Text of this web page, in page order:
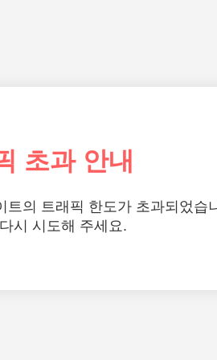
초과 안내
트의 트래픽 한도가 초과되었습
시 시도해 주세요.